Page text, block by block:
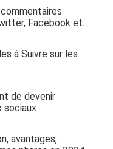
Facebook et
à Suivre sur les
de devenir
sociaux
avantages,